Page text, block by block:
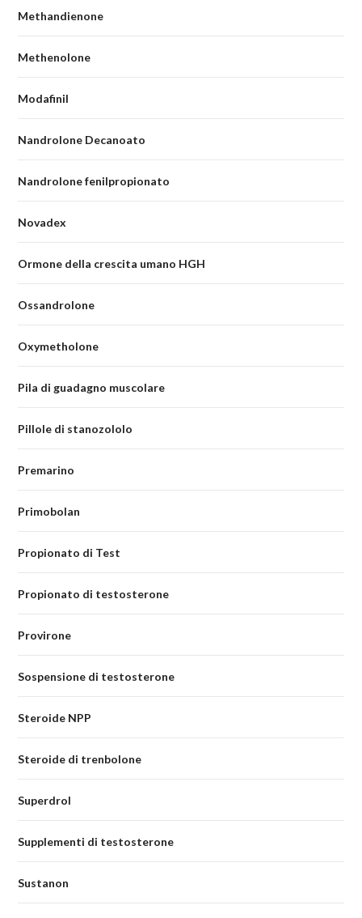
Methandienone
Methenolone
Modafinil
Nandrolone Decanoato
Nandrolone fenilpropionato
Novadex
Ormone della crescita umano HGH
Ossandrolone
Oxymetholone
Pila di guadagno muscolare
Pillole di stanozololo
Premarino
Primobolan
Propionato di Test
Propionato di testosterone
Provirone
Sospensione di testosterone
Steroide NPP
Steroide di trenbolone
Superdrol
Supplementi di testosterone
Sustanon